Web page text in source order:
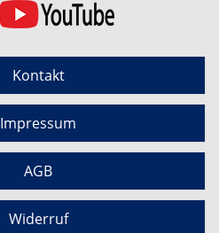
Kontakt
Impressum
AGB
Widerruf